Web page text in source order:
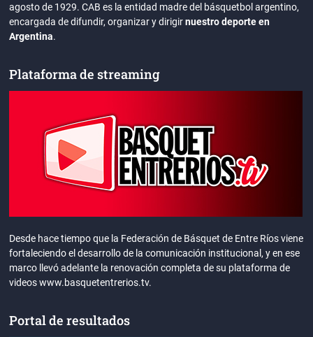
agosto de 1929. CAB es la entidad madre del básquetbol argentino,
encargada de difundir, organizar y dirigirnuestro deporte en
Argentina.
Plataforma de streaming
Desde hace tiempo que la Federación de Básquet de Entre Ríos viene
fortaleciendo el desarrollo de la comunicación institucional, y en ese
marco llevó adelante la renovación completa de su plataforma de
videos www.basquetentrerios.tv.
Portal de resultados